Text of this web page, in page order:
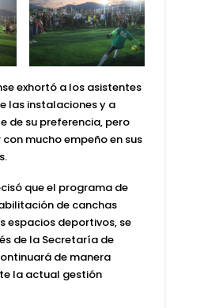
exhortó a los asistentes
las instalaciones y a
de su preferencia, pero
mucho empeño en sus
que el programa de
de canchas
espacios deportivos, se
de la Secretaría de
de manera
la actual gestión